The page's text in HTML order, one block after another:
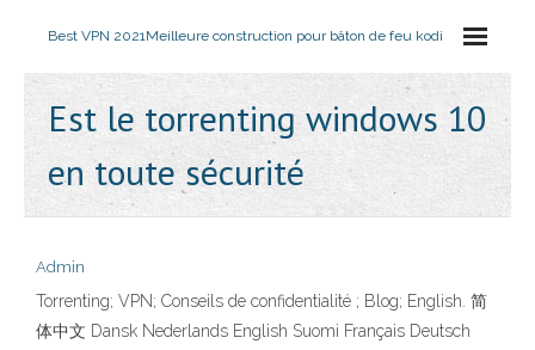
Best VPN 2021Meilleure construction pour bâton de feu kodi
Est le torrenting windows 10
en toute sécurité
Admin
Torrenting; VPN; Conseils de confidentialité ; Blog; English. 简
体中文 Dansk Nederlands English Suomi Français Deutsch